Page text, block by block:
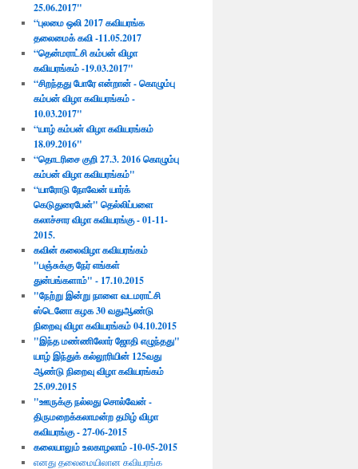
25.06.2017"
“புலமை ஒலி 2017 கவியரங்க
தலைமைக் கவி -11.05.2017
“தென்மராட்சி கம்பன் விழா
கவியரங்கம் -19.03.2017"
“சிறந்தது போரே என்றான் - கொழும்பு
கம்பன் விழா கவியரங்கம் -
10.03.2017"
“யாழ் கம்பன் விழா கவியரங்கம்
18.09.2016"
“தொடரிசை குறி 27.3. 2016 கொழும்பு
கம்பன் விழா கவியரங்கம்"
“யாரோடு நோவேன் யார்க்
கெடுதுரைபேன்" தெல்லிப்பளை
கலாச்சார விழா கவியரங்கு - 01-11-
2015.
கவின் கலைவிழா கவியரங்கம்
"பஞ்சுக்கு நேர் எங்கள்
துன்பங்களாம்" - 17.10.2015​
"நேற்று இன்று நாளை வடமராட்சி
ஸ்டெனோ கழக 30 வதுஆண்டு
நிறைவு விழா கவியரங்கம் 04.10.2015
"இந்த மண்ணிலோர் ஜோதி எழுந்தது"
யாழ் இந்துக் கல்லூரியின் 125வது
ஆண்டு நிறைவு விழா கவியரங்கம்
25.09.2015
"ஊருக்கு நல்லது சொல்வேன் -
திருமறைக்கலாமன்ற தமிழ் விழா
கவியரங்கு - 27-06-2015
கலையாலும் உலகாழலாம் -10-05-2015
எனது தலைமையிலான கவியரங்க